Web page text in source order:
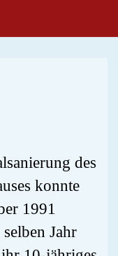
des
konnte
1991
Jahr